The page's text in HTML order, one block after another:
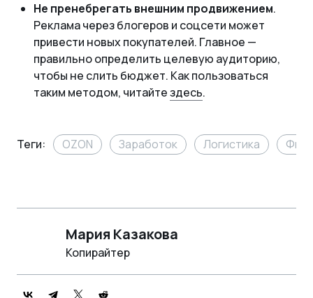
Не пренебрегать внешним продвижением.
Реклама через блогеров и соцсети может
привести новых покупателей. Главное —
правильно определить целевую аудиторию,
чтобы не слить бюджет. Как пользоваться
таким методом, читайтездесь.
Теги: OZON Заработок Логистика
Мария Казакова
Копирайтер